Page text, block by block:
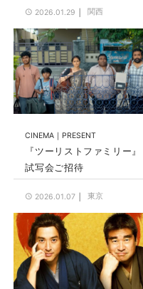
2026.01.29 関西
CINEMA PRESENT
『ツーリストファミリー』
試写会ご招待
2026.01.07 東京